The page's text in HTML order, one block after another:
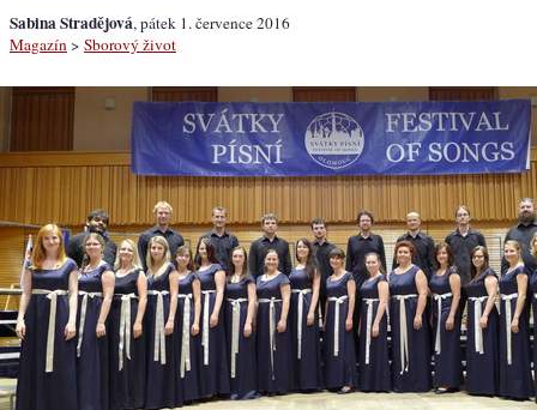
Sabina Stradějová, pátek 1. července 2016
Magazín > Sborový život